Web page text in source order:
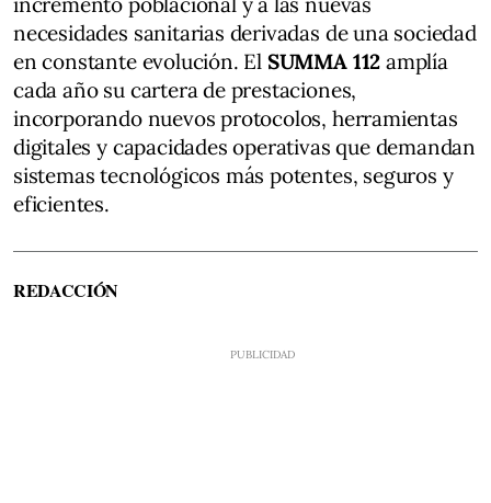
necesidades sanitarias derivadas de una sociedad
en constante evolución. El SUMMA 112 amplía
cada año su cartera de prestaciones,
incorporando nuevos protocolos, herramientas
digitales y capacidades operativas que demandan
sistemas tecnológicos más potentes, seguros y
eficientes.
REDACCIÓN